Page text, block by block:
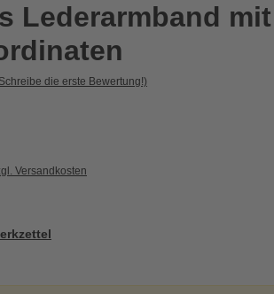
Lederarmband mit
die erste Bewertung!)
Versandkosten